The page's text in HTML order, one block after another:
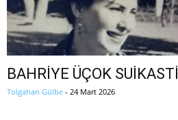
BAHRİYE ÜÇOK
Tolgahan Gülbe - 24 Mart 2026